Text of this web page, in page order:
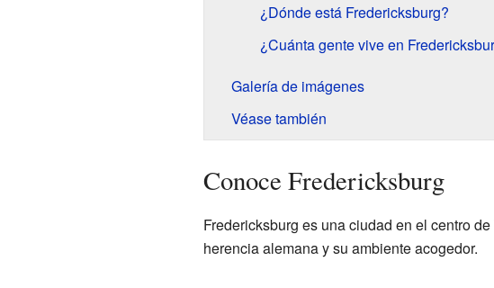
¿Dónde está Fredericksburg?
¿Cuánta gente vive en
Galería de imágenes
Véase también
Conoce Fredericksburg
Fredericksburg es una ciudad en el centro
herencia alemana y su ambiente acogedor.